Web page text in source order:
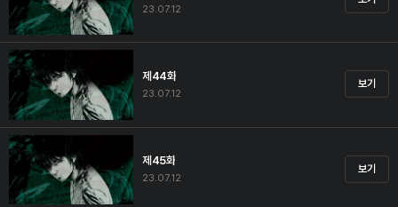
23.07.12
제44화
23.07.12
보기
제45화
23.07.12
보기